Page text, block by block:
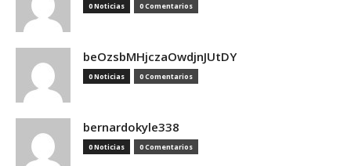
0 Noticias 0 Comentarios
beOzsbMHjczaOwdjnJUtDY
0 Noticias 0 Comentarios
bernardokyle338
0 Noticias 0 Comentarios